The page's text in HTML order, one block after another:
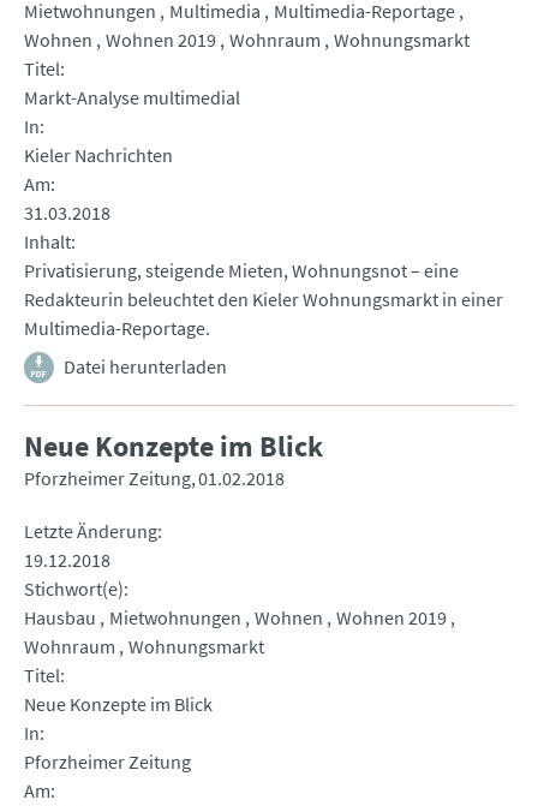
Mietwohnungen
Multimedia
Multimedia-Reportage
Wohnen Wohnen 2019 Wohnraum Wohnungsmarkt
Titel
Markt-Analyse multimedial
In
Kieler Nachrichten
Am
31.03.2018
Inhalt
Privatisierung, steigende Mieten, Wohnungsnot – eine
Redakteurin beleuchtet den Kieler Wohnungsmarkt in einer
Multimedia-Reportage.
Datei herunterladen
Neue Konzepte im Blick
Pforzheimer Zeitung 01.02.2018
Letzte Änderung
19.12.2018
Stichwort(e)
Hausbau
Mietwohnungen Wohnen Wohnen 2019
Wohnraum Wohnungsmarkt
Titel
Neue Konzepte im Blick
In
Pforzheimer Zeitung
Am